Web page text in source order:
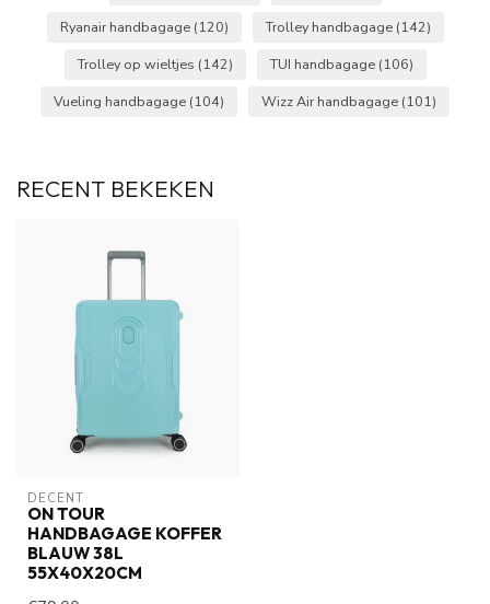
Ryanair handbagage (120) Trolley handbagage (142)
Trolley op wieltjes (142) TUI handbagage (106)
Vueling handbagage (104) Wizz Air handbagage (101)
RECENT BEKEKEN
DECENT
ON TOUR
HANDBAGAGE KOFFER
BLAUW 38L
55X40X20CM